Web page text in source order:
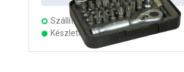
Szállítás: 3 munkanap
Készleten 14 áruházban